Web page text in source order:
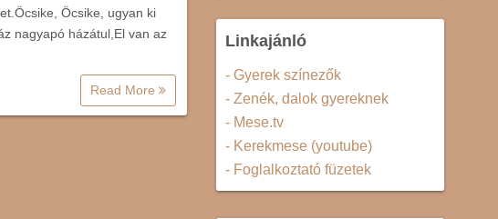
Öcsike, ugyan ki
nagyapó házátul,El van az
Read More
Linkajánló
- Gyerek színezők
- Zenék, dalok gyereknek
- Mese.tv
- Kerekmese (youtube)
- Foglalkoztató füzetek